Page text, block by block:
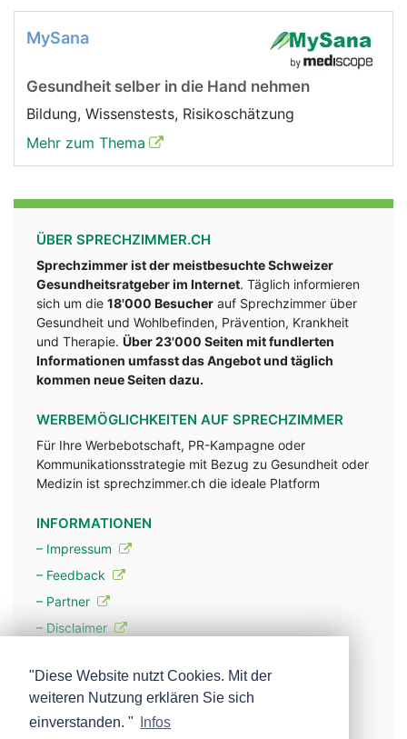
MySana
Gesundheit selber in die Hand nehmen
Bildung, Wissenstests, Risikoschätzung
Mehr zum Thema
ÜBER SPRECHZIMMER.CH
Sprechzimmer ist der meistbesuchte Schweizer
Gesundheitsratgeber im Internet. Täglich informieren
sich um die 18'000 Besucher auf Sprechzimmer über
Gesundheit und Wohlbefinden, Prävention, Krankheit
und Therapie. Über 23'000 Seiten mit fundlerten
Informationen umfasst das Angebot und täglich
kommen neue Seiten dazu.
WERBEMÖGLICHKEITEN AUF SPRECHZIMMER
Für Ihre Werbebotschaft, PR-Kampagne oder
Kommunikationsstrategie mit Bezug zu Gesundheit oder
Medizin ist sprechzimmer.ch die ideale Platform
INFORMATIONEN
– Impressum
– Feedback
– Partner
– Disclaimer
– Werbung
– Mehr über unsere Experten
"Diese Website nutzt Cookies. Mit der
weiteren Nutzung erklären Sie sich
einverstanden. "
Infos